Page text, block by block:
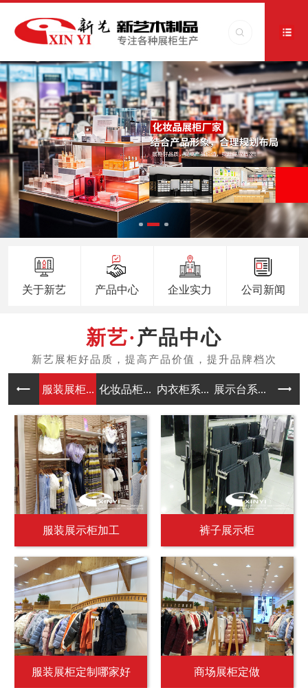
关于新艺 产品中心 企业实力 公司新闻
产品中心
服装展柜... 化妆品柜... 内衣柜系... 展示台系... 中岛
服装展示柜加工 裤子展示柜
服装展柜定制哪家好 商场展柜定做